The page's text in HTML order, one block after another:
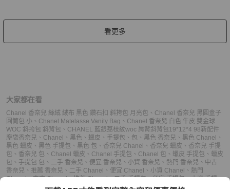
看更多
大家都在看
Chanel 香奈兒 絲絨 絨布 黑色 鑽石扣 斜挎包 月亮包 、 Chanel 香奈兒 黑圓盒子
圓筒包 小 、 Chanel Matelasse Vanity Bag 、 Chanel 香奈兒 白色 牛皮 雙金球
WOC 斜挎包 斜背包 、 CHANEL 藍銀荔枝紋woc 肩背斜背包19*12*4 98新配件
塵袋香奈兒 、 Chanel 、 黑色 、 蠟皮 、 手提包 、 包 、 黑色 香奈兒 、 黑色 Chanel 、
黑色 蠟皮 、 黑色 手提包 、 黑色 包 、 香奈兒 Chanel 、 香奈兒 蠟皮 、 香奈兒 手提
包 、 香奈兒 包 、 Chanel 蠟皮 、 Chanel 手提包 、 Chanel 包 、 蠟皮 手提包 、 蠟皮
包 、 手提包 包 、 二手 香奈兒 、 便宜 香奈兒 、 小資 香奈兒 、 熱門 香奈兒 、 中古
香奈兒 、 推薦 香奈兒 、 二手 Chanel 、 便宜 Chanel 、 小資 Chanel 、 熱門
Chanel、中古 Chanel、推薦 Chanel、二手 手提包、便宜 手提包、小資 手提
熱門 手提包、中古 手提包、推薦 手提包 、 二手 包、便宜 包、